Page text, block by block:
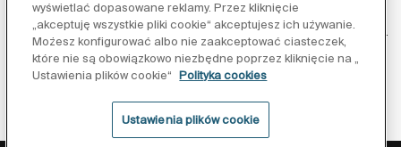
Inspiracja
Obserwuj nas:
wyświetlać dopasowane reklamy. Przez kliknięcie
„akceptuję wszystkie pliki cookie“ akceptujesz ich używanie.
Możesz konfigurować albo nie zaakceptować ciasteczek,
które nie są obowiązkowo niezbędne poprzez kliknięcie na „
Ustawienia plików cookie“
Polityka cookies
Ustawienia plików cookie